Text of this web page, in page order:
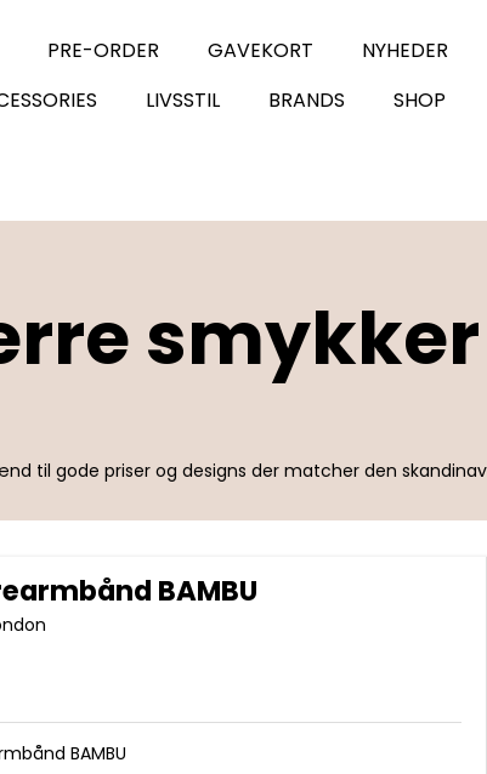
PRE-ORDER GAVEKORT NYHEDER
LIVSSTIL BRANDS SHOP
smykker
til gode priser og designs der matcher den
BAMBU
BAMBU